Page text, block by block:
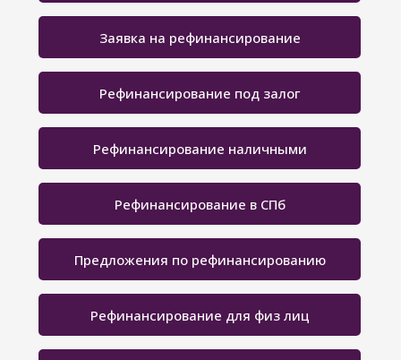
Рефинансирование под залог
Заявка на рефинансирование
Предложения по рефинансированию
Рефинансирование наличными
Рефинансирование для физ лиц
Рефинансирование в СПб